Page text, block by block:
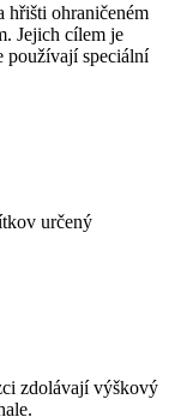
hřišti ohraničeném
Jejich cílem je
používají speciální
určený
zdolávají výškový